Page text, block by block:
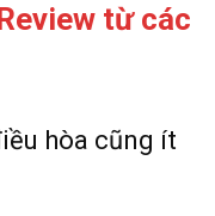
từ các
hòa cũng ít